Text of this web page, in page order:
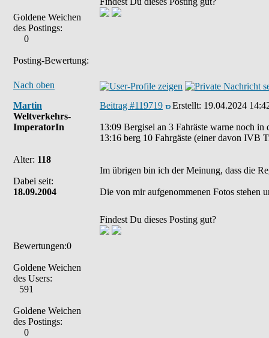
Goldene Weichen
des Postings:
0
Posting-Bewertung:
Nach oben
Martin
Weltverkehrs-
ImperatorIn
Alter: 118
Dabei seit:
18.09.2004
Bewertungen:0
Goldene Weichen
des Users:
591
Goldene Weichen
des Postings:
0
Beitrag #119719 Erstellt: 19.04.2024
13:09 Bergisel an 3 Fahräste warne noch in
13:16 berg 10 Fahrgäste (einer davon IVB
Im übrigen bin ich der Meinung, dass die
Die von mir aufgenommenen Fotos stehen
Findest Du dieses Posting gut?